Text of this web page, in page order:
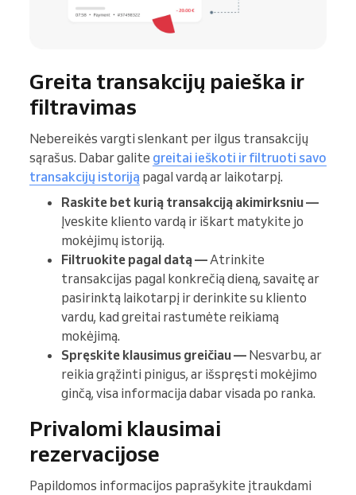
Greita transakcijų paieška ir
filtravimas
Nebereikės vargti slenkant per ilgus transakcijų
sąrašus. Dabar galite greitai ieškoti ir filtruoti savo
transakcijų istoriją pagal vardą ar laikotarpį.
Raskite bet kurią transakciją akimirksniu —
Įveskite kliento vardą ir iškart matykite jo
mokėjimų istoriją.
Filtruokite pagal datą — Atrinkite
transakcijas pagal konkrečią dieną, savaitę ar
pasirinktą laikotarpį ir derinkite su kliento
vardu, kad greitai rastumėte reikiamą
mokėjimą.
Spręskite klausimus greičiau — Nesvarbu, ar
reikia grąžinti pinigus, ar išspręsti mokėjimo
ginčą, visa informacija dabar visada po ranka.
Privalomi klausimai
rezervacijose
Papildomos informacijos paprašykite įtraukdami